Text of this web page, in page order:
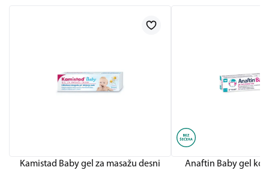
Kamistad Baby gel za masažu desni Anaftin Baby gel